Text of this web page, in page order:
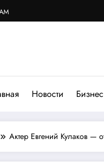
Новости
Актер Евгений Кулаков —